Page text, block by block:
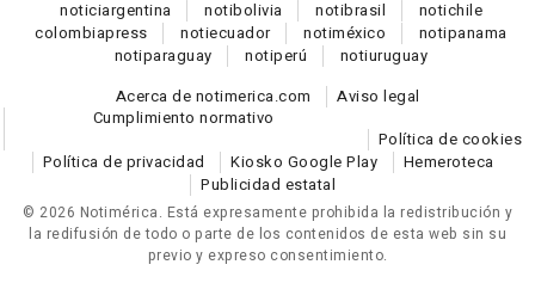
noticiargentina notibolivia notibrasil notichile
colombiapress notiecuador notiméxico notipanama
notiparaguay notiperú notiuruguay
Acerca de notimerica.com
Aviso legal
Cumplimiento normativo
Política de cookies
Política de privacidad
Kiosko Google Play
Hemeroteca
Publicidad estatal
© 2026 Notimérica. Está expresamente prohibida la redistribución y
la redifusión de todo o parte de los contenidos de esta web sin su
previo y expreso consentimiento.